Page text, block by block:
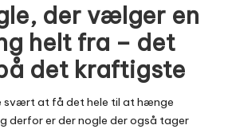
der vælger en
helt fra – det
det kraftigste
svært at få det hele til at hænge
derfor er der nogle der også tager